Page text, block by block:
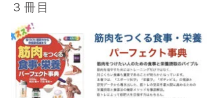
３冊目